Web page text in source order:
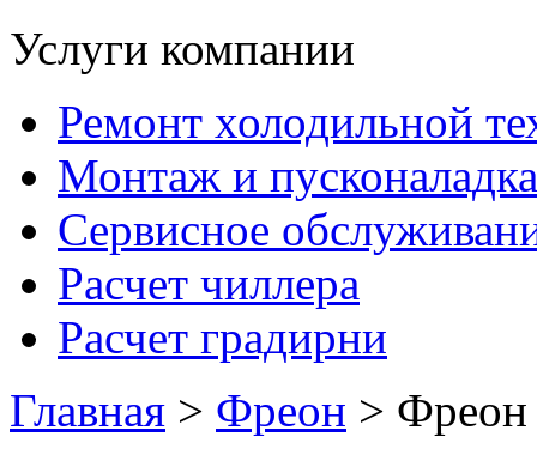
Услуги компании
Ремонт холодильной
Монтаж и пусконаладка
Сервисное
Расчет чиллера
Расчет градирни
Главная > Фреон > Фреон